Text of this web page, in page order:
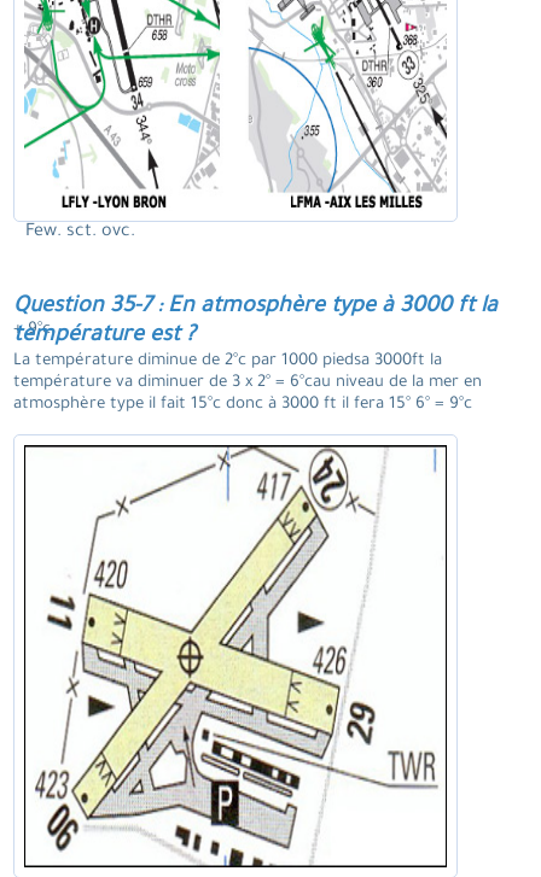
Few. sct. ovc.
Question 35-7 : En atmosphère type à 3000 ft la
température est ?
+ 9°c.
La température diminue de 2°c par 1000 piedsa 3000ft la
température va diminuer de 3 x 2° = 6°cau niveau de la mer en
atmosphère type il fait 15°c donc à 3000 ft il fera 15° 6° = 9°c